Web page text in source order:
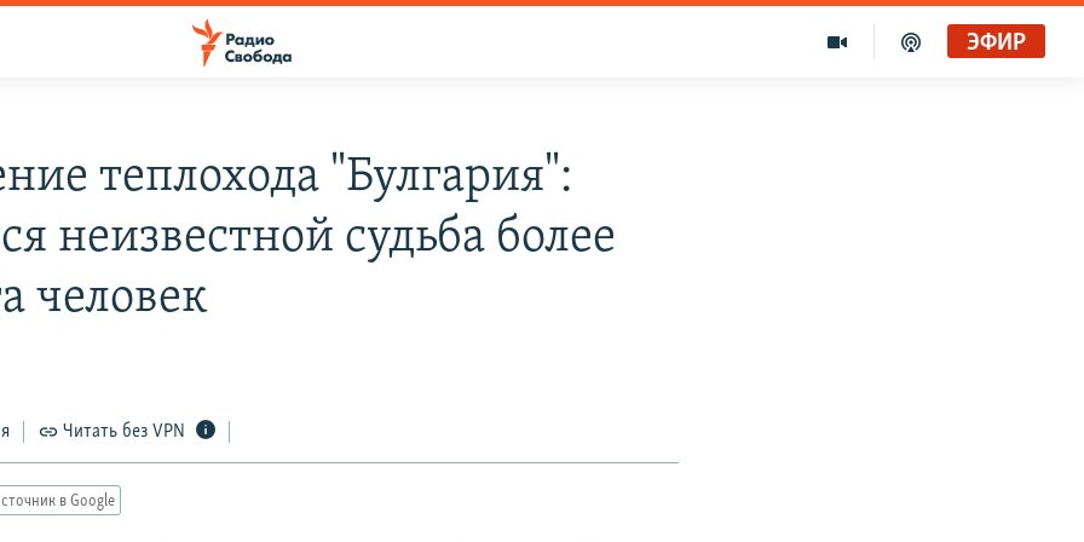
ЭФИР
теплохода "Булгария":
неизвестной судьба более
человек
Читать без VPN
в Google